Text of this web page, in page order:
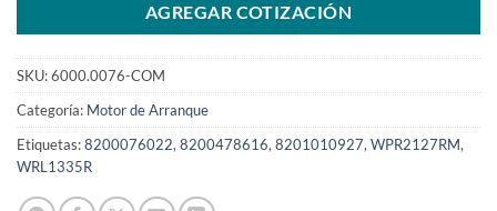
AGREGAR COTIZACIÓN
SKU:6000.0076-COM
Categoría: Motor de Arranque
Etiquetas:8200076022, 8200478616, 8201010927, WPR2127RM,
WRL1335R